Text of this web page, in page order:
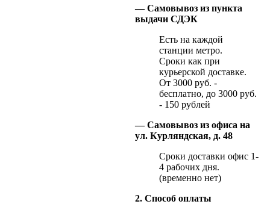
— Самовывоз из пункта
выдачи СДЭК
Есть на каждой
станции метро.
Сроки как при
курьерской доставке.
От 3000 руб. -
бесплатно, до 3000 руб.
- 150 рублей
— Самовывоз из офиса на
ул. Курляндская, д. 48
Сроки доставки офис 1-
4 рабочих дня.
(временно нет)
2. Способ оплаты